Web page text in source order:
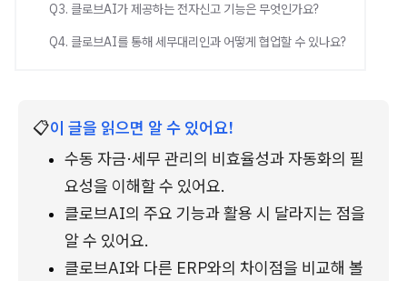
Q3. 클로브AI가 제공하는 전자신고 기능은 무엇인가요?
Q4. 클로브AI를 통해 세무대리인과 어떻게 협업할 수 있나요?
📋이 글을 읽으면 알 수 있어요!
수동 자금·세무 관리의 비효율성과 자동화의 필
요성을 이해할 수 있어요.
클로브AI의 주요 기능과 활용 시 달라지는 점을
알 수 있어요.
클로브AI와 다른 ERP와의 차이점을 비교해 볼